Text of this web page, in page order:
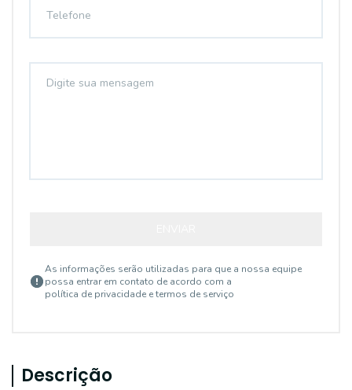
As informações serão utilizadas para que a nossa equipe
possa entrar em contato de acordo com a
política de privacidade e termos de serviço
Descrição